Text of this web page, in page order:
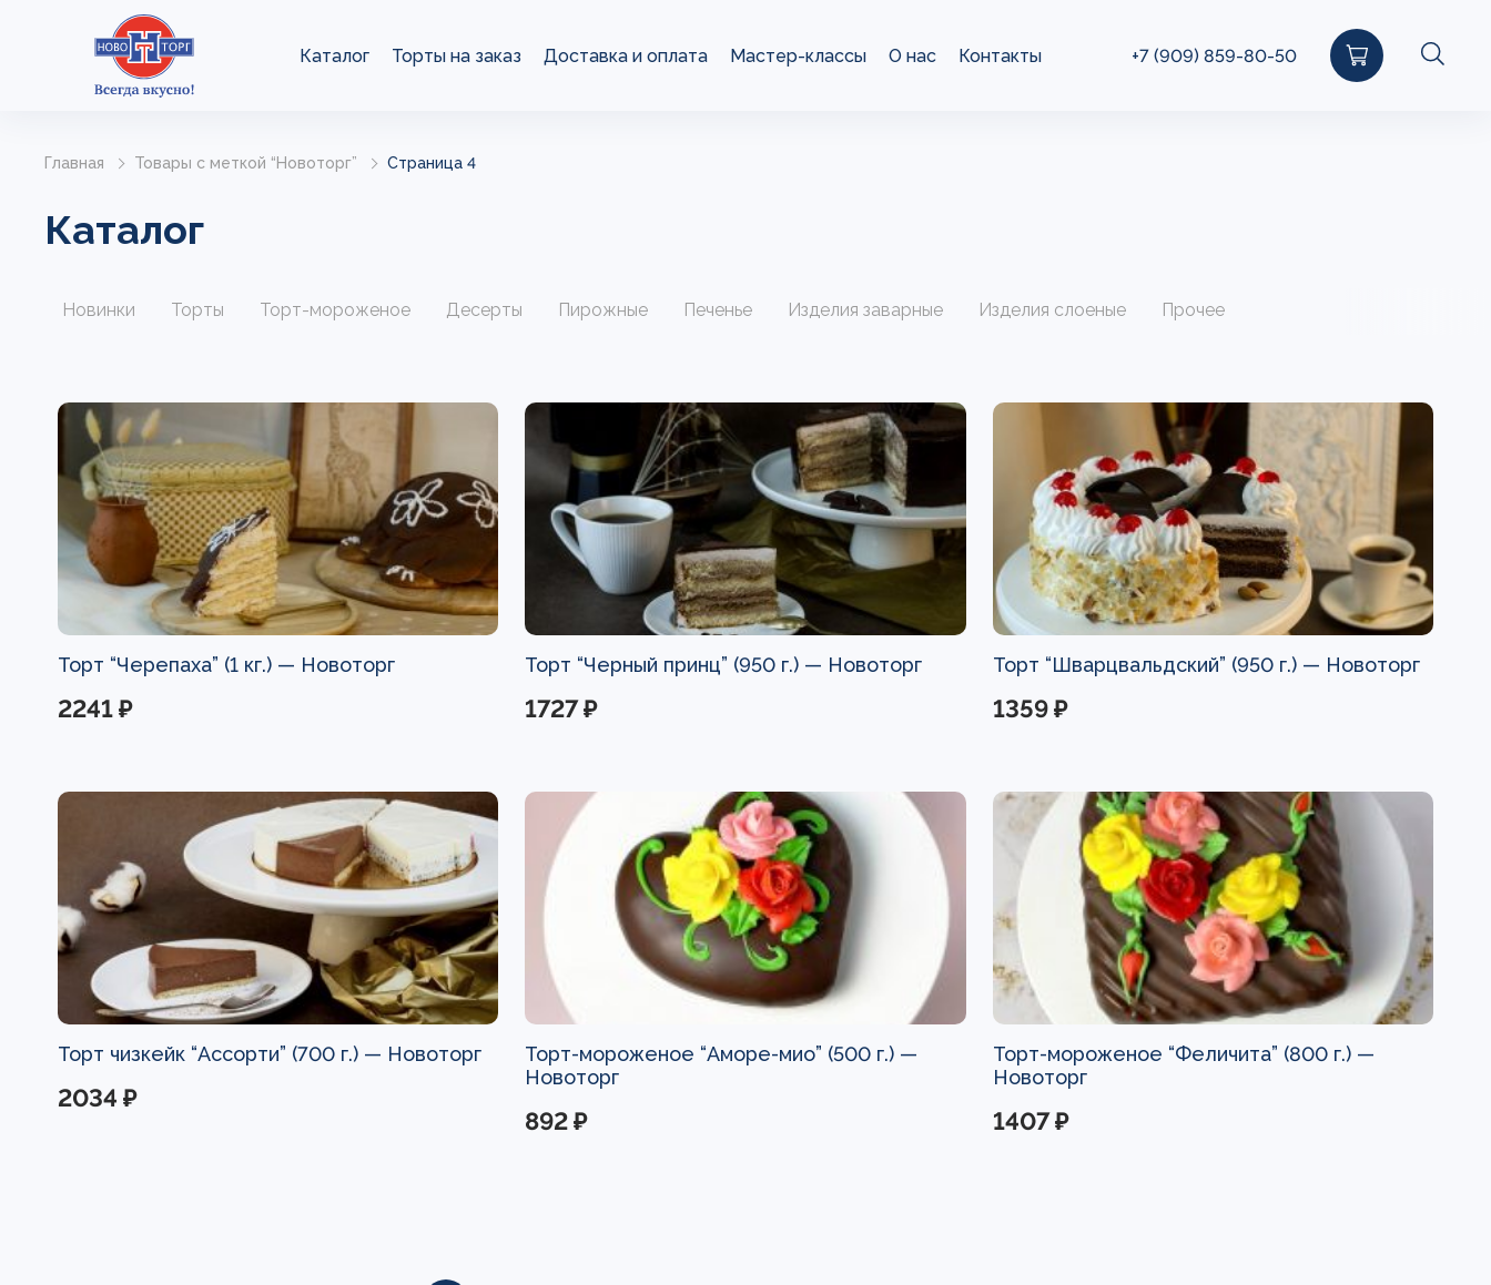
Каталог Торты на заказ Доставка и оплата Мастер-классы О нас Контакты +7 (909) 859-80-50
Главная Товары с меткой “Новоторг” Страница 4
Каталог
Новинки Торты Торт-мороженое Десерты Пирожные Печенье Изделия заварные Изделия слоеные Прочее
Торт “Черепаха” (1 кг.) — Новоторг
2241 ₽
Торт “Черный принц” (950 г.) — Новоторг
1727 ₽
Торт “Шварцвальдский” (950 г.) — Новоторг
1359 ₽
Торт чизкейк “Ассорти” (700 г.) — Новоторг
2034 ₽
Торт-мороженое “Аморе-мио” (500 г.) —
Новоторг
892 ₽
Торт-мороженое “Феличита” (800 г.) —
Новоторг
1407 ₽